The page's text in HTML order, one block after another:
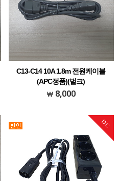
C13-C14 10A 1.8m 전원케이블
(APC정품)(벌크)
C13-C14 1.8M
8,000
DC